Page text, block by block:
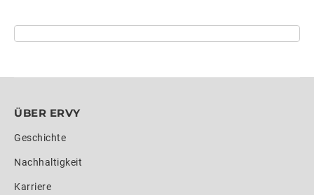
ÜBER ERVY
Geschichte
Nachhaltigkeit
Karriere